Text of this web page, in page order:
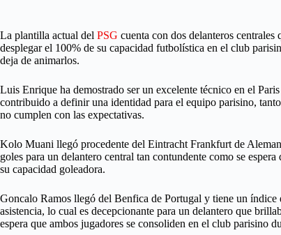
La plantilla actual del PSG cuenta con dos delanteros
desplegar el 100% de su capacidad futbolística en el club
deja de animarlos.
Luis Enrique ha demostrado ser un excelente técnico en el
contribuido a definir una identidad para el equipo parisino,
no cumplen con las expectativas.
Kolo Muani llegó procedente del Eintracht Frankfurt de
goles para un delantero central tan contundente como se
su capacidad goleadora.
Goncalo Ramos llegó del Benfica de Portugal y tiene un
asistencia, lo cual es decepcionante para un delantero que
espera que ambos jugadores se consoliden en el club parisino